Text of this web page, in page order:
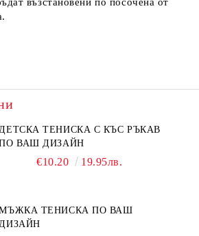
ТЕНИСКА С КЪС РЪКАВ
ВАШ ДИЗАЙН
€10.20 19.95лв.
ТЕНИСКА ПО ВАШ